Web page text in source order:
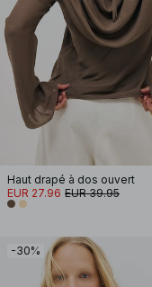
Haut drapé à dos ouvert
EUR 27.96 EUR 39.95
-30%